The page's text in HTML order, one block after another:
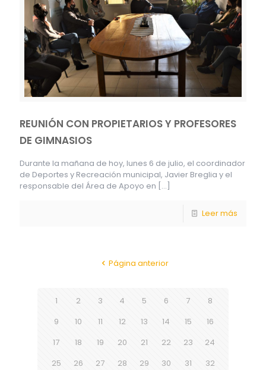
REUNIÓN CON PROPIETARIOS Y PROFESORES
DE GIMNASIOS
Durante la mañana de hoy, lunes 6 de julio, el coordinador
de Deportes y Recreación municipal, Javier Breglia y el
responsable del Área de Apoyo en […]
Leer más
Página anterior
1 2 3 4 5 6 7
8
9
10 11 12 13 14 15
16
17
18 19 20 21 22 23
24
25
26 27 28 29 30 31
32